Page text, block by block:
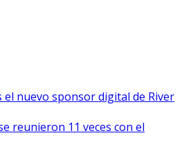
el nuevo sponsor digital de River
reunieron 11 veces con el